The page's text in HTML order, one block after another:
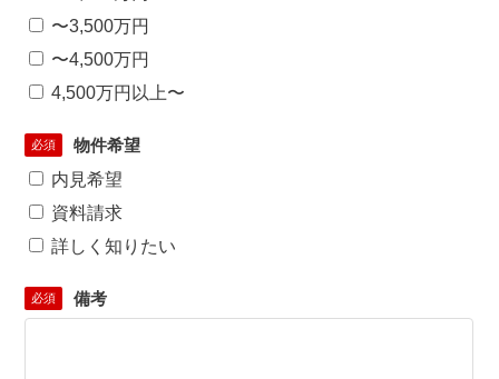
〜3,500万円
〜4,500万円
4,500万円以上〜
必須
物件希望
内見希望
資料請求
詳しく知りたい
必須 備考